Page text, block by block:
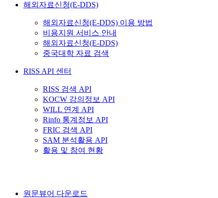
해외자료신청(E-DDS)
해외자료신청(E-DDS) 이용 방법
비용지원 서비스 안내
해외자료신청(E-DDS)
중국대학 자료 검색
RISS API 센터
RISS 검색 API
KOCW 강의정보 API
WILL 연계 API
Rinfo 통계정보 API
FRIC 검색 API
SAM 분석활용 API
활용 및 참여 현황
원문뷰어 다운로드